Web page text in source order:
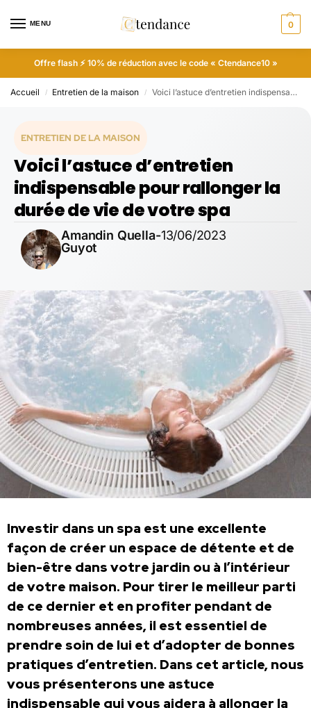
MENU 0
Offre flash ⚡ 10% de réduction avec le code « Ctendance10 »
Accueil / Entretien de la maison / Voici l’astuce d’entretien indispensable pour rallonger la durée de vie de votre spa
ENTRETIEN DE LA MAISON
Voici l’astuce d’entretien
indispensable pour rallonger la
durée de vie de votre spa
Amandin Quella-
Guyot
13/06/2023
Investir dans un spa est une excellente
façon de créer un espace de détente et de
bien-être dans votre jardin ou à l’intérieur
de votre maison. Pour tirer le meilleur parti
de ce dernier et en profiter pendant de
nombreuses années, il est essentiel de
prendre soin de lui et d’adopter de bonnes
pratiques d’entretien. Dans cet article, nous
vous présenterons une astuce
indispensable qui vous aidera à allonger la